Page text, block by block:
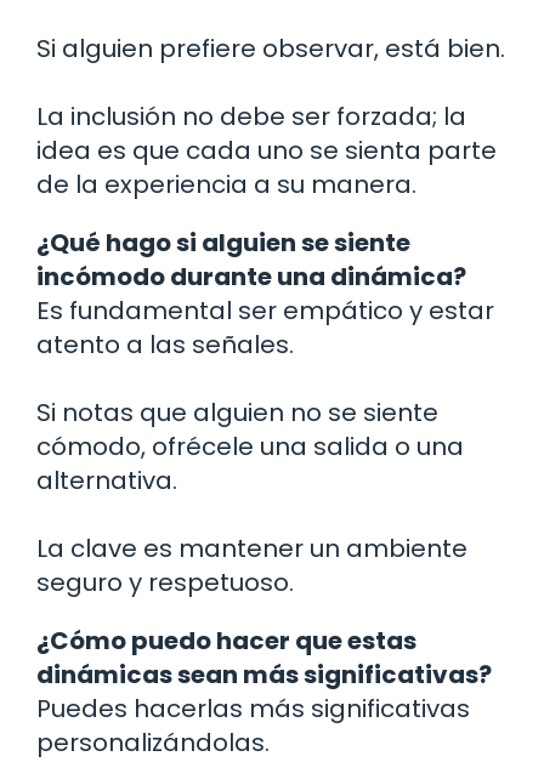
Si alguien prefiere observar, está bien.
La inclusión no debe ser forzada; la
idea es que cada uno se sienta parte
de la experiencia a su manera.
¿Qué hago si alguien se siente
incómodo durante una dinámica?
Es fundamental ser empático y estar
atento a las señales.
Si notas que alguien no se siente
cómodo, ofrécele una salida o una
alternativa.
La clave es mantener un ambiente
seguro y respetuoso.
¿Cómo puedo hacer que estas
dinámicas sean más significativas?
Puedes hacerlas más significativas
personalizándolas.